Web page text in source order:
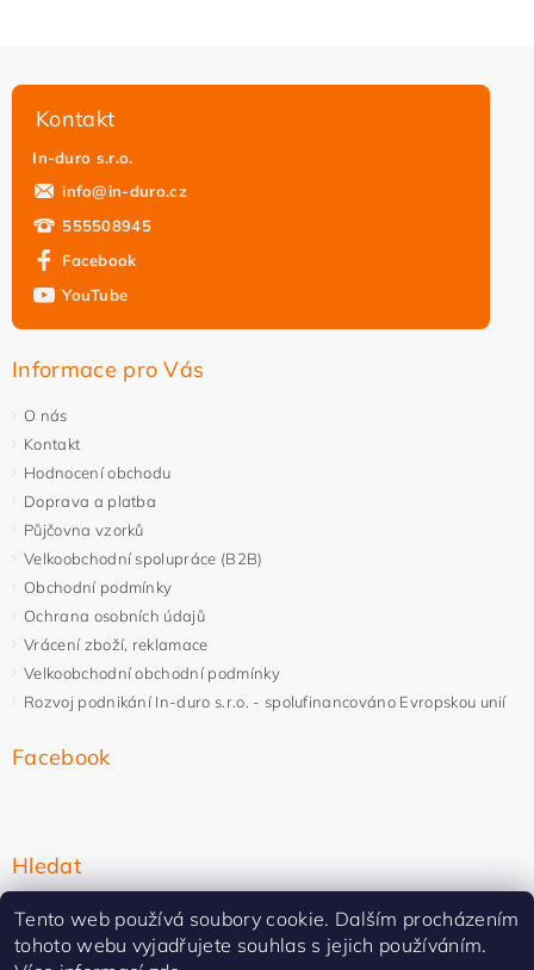
osobních údajů
Kontakt
In-duro s.r.o.
info@in-duro.cz
555508945
Facebook
YouTube
Informace pro Vás
O nás
Kontakt
Hodnocení obchodu
Doprava a platba
Půjčovna vzorků
Velkoobchodní spolupráce (B2B)
Obchodní podmínky
Ochrana osobních údajů
Vrácení zboží, reklamace
Velkoobchodní obchodní podmínky
Rozvoj podnikání In-duro s.r.o. - spolufinancováno Evropskou unií
Facebook
Hledat
Tento web používá soubory cookie. Dalším procházením
tohoto webu vyjadřujete souhlas s jejich používáním.